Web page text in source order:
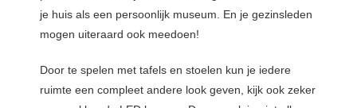
je huis als een persoonlijk museum. En je gezinsleden
mogen uiteraard ook meedoen!
Door te spelen met tafels en stoelen kun je iedere
ruimte een compleet andere look geven, kijk ook zeker